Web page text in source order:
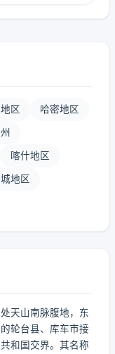
区 哈密地区
喀什地区
地区
天山南脉腹地，东
轮台县、库车市接
和国交界。其名称